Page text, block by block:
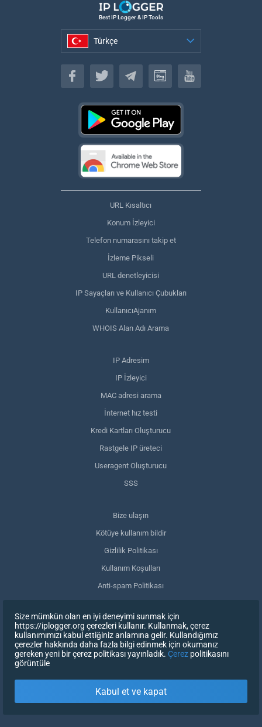
Best IP Logger & IP Tools
Türkçe
Türkçe
URL Kısaltıcı
Konum İzleyici
Telefon numarasını takip et
İzleme Pikseli
URL denetleyicisi
IP Sayaçları ve Kullanıcı Çubukları
KullanıcıAjanım
WHOIS Alan Adı Arama
IP Adresim
IP İzleyici
MAC adresi arama
İnternet hız testi
Kredi Kartları Oluşturucu
Rastgele IP üreteci
Useragent Oluşturucu
SSS
Bize ulaşın
Kötüye kullanım bildir
Gizlilik Politikası
Kullanım Koşulları
Anti-spam Politikası
Verilerimi sil
Onayınızı geri çekin
OTURUM AÇ
Size mümkün olan en iyi deneyimi sunmak için
https://iplogger.org çerezleri kullanır. Kullanmak, çerez
kullanımımızı kabul ettiğiniz anlamına gelir. Kullandığımız
çerezler hakkında daha fazla bilgi edinmek için okumanız
gereken yeni bir çerez politikası yayınladık. Çerez politikasını
görüntüle
Kabul et ve kapat